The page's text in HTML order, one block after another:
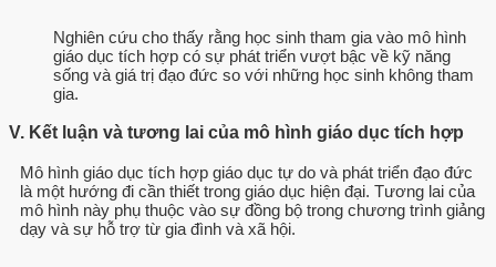
Nghiên cứu cho thấy rằng học sinh tham gia vào mô hình
giáo dục tích hợp có sự phát triển vượt bậc về kỹ năng
sống và giá trị đạo đức so với những học sinh không tham
gia.
V. Kết luận và tương lai của mô hình giáo dục tích hợp
Mô hình giáo dục tích hợp giáo dục tự do và phát triển đạo đức
là một hướng đi cần thiết trong giáo dục hiện đại. Tương lai của
mô hình này phụ thuộc vào sự đồng bộ trong chương trình giảng
dạy và sự hỗ trợ từ gia đình và xã hội.